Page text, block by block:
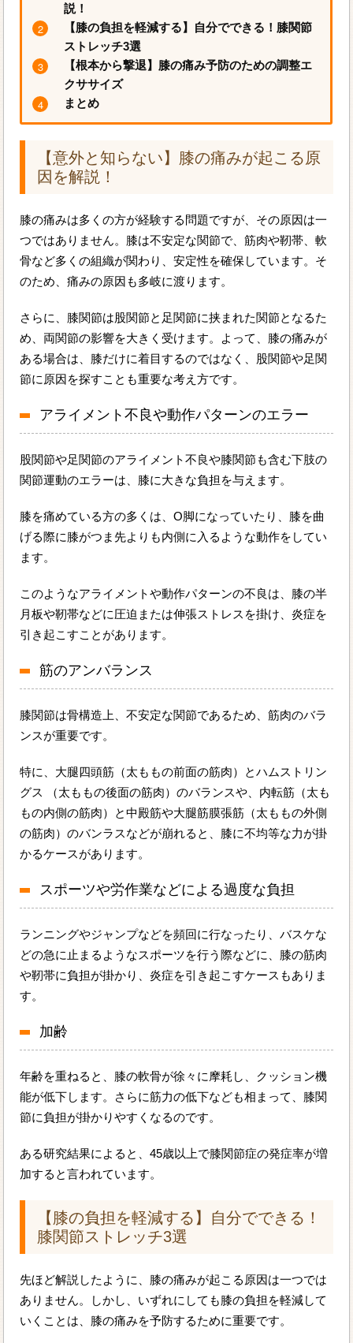
説！
【膝の負担を軽減する】自分でできる！膝関節
ストレッチ3選
【根本から撃退】膝の痛み予防のための調整エ
クササイズ
まとめ
【意外と知らない】膝の痛みが起こる原
因を解説！
膝の痛みは多くの方が経験する問題ですが、その原因は一
つではありません。膝は不安定な関節で、筋肉や靭帯、軟
骨など多くの組織が関わり、安定性を確保しています。そ
のため、痛みの原因も多岐に渡ります。
さらに、膝関節は股関節と足関節に挟まれた関節となるた
め、両関節の影響を大きく受けます。よって、膝の痛みが
ある場合は、膝だけに着目するのではなく、股関節や足関
節に原因を探すことも重要な考え方です。
アライメント不良や動作パターンのエラー
股関節や足関節のアライメント不良や膝関節も含む下肢の
関節運動のエラーは、膝に大きな負担を与えます。
膝を痛めている方の多くは、O脚になっていたり、膝を曲
げる際に膝がつま先よりも内側に入るような動作をしてい
ます。
このようなアライメントや動作パターンの不良は、膝の半
月板や靭帯などに圧迫または伸張ストレスを掛け、炎症を
引き起こすことがあります。
筋のアンバランス
膝関節は骨構造上、不安定な関節であるため、筋肉のバラ
ンスが重要です。
特に、大腿四頭筋（太ももの前面の筋肉）とハムストリン
グス （太ももの後面の筋肉）のバランスや、内転筋（太も
もの内側の筋肉）と中殿筋や大腿筋膜張筋（太ももの外側
の筋肉）のバンラスなどが崩れると、膝に不均等な力が掛
かるケースがあります。
スポーツや労作業などによる過度な負担
ランニングやジャンプなどを頻回に行なったり、バスケな
どの急に止まるようなスポーツを行う際などに、膝の筋肉
や靭帯に負担が掛かり、炎症を引き起こすケースもありま
す。
加齢
年齢を重ねると、膝の軟骨が徐々に摩耗し、クッション機
能が低下します。さらに筋力の低下なども相まって、膝関
節に負担が掛かりやすくなるのです。
ある研究結果によると、45歳以上で膝関節症の発症率が増
加すると言われています。
【膝の負担を軽減する】自分でできる！
膝関節ストレッチ3選
先ほど解説したように、膝の痛みが起こる原因は一つでは
ありません。しかし、いずれにしても膝の負担を軽減して
いくことは、膝の痛みを予防するために重要です。